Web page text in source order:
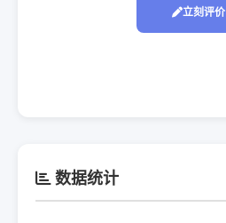
立刻评价
数据统计